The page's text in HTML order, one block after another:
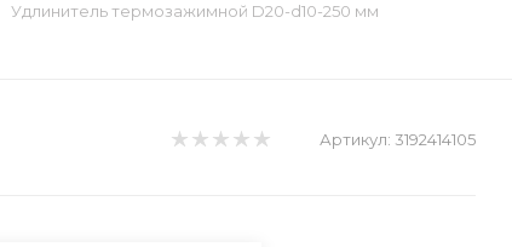
Удлинитель термозажимной D20-d10-250 мм
Артикул: 3192414105